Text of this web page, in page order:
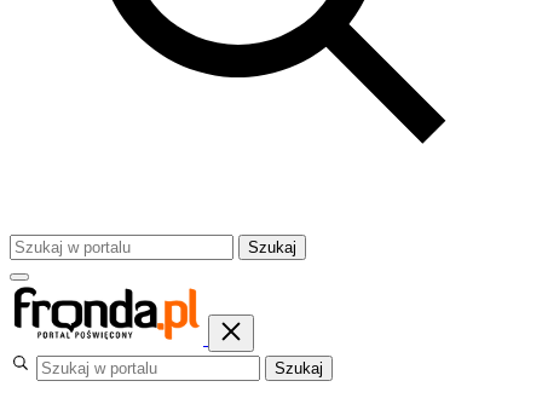
Szukaj
Szukaj